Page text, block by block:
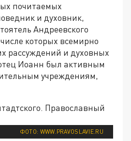
почитаемых
и духовник,
Андреевского
которых всемирно
рассуждений и духовных
Иоанн был активным
учреждениям,
ФОТО: WWW.PRAVOSLAVIE.RU